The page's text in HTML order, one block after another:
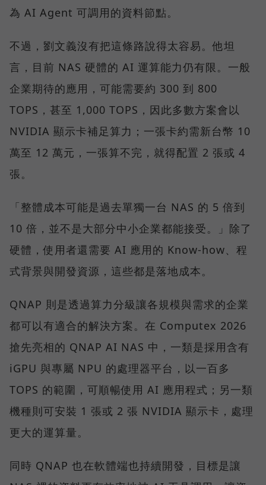
為 AI Agent 可調用的資料節點。
不過，劉文義沒有把這條路說得太容易。他坦
言，目前 NAS 硬體的 AI 運算能力仍有限。一般
企業期待的應用，可能需要約 300 到 800
TOPS，甚至 1,000 TOPS，因此多數方案會以
NVIDIA 顯示卡補足算力；一張卡約需新台幣 10
萬至 12 萬元，一張算不完，就得配置 2 張或 4
張。
「整體成本可能是過去單獨一台 NAS 的 5 倍到
10 倍，並不是大部分中小企業都能接受。」除了
硬體，使用者還需要 AI 應用的 Know-how、程
式背景與開發資源，這些都是落地成本。
QNAP 則是透過算力分級讓各規模與需求的企業
都可以有適合的解決方案。在 Computex 2026
搶先亮相的 QNAP AI NAS 中，一類是採用含有
iGPU 與專屬 NPU 的處理器平台，以一百多
TOPS 的範圍，可順暢使用 AI 應用程式；另一類
機種則可安裝 1 張或 2 張 NVIDIA 顯示卡，處理
更大的運算量。
同時 QNAP 也在軟體端也持續開發，目標是讓